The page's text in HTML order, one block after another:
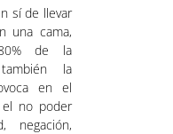
sí de llevar
una cama,
de la
la
en el
no poder
negación,